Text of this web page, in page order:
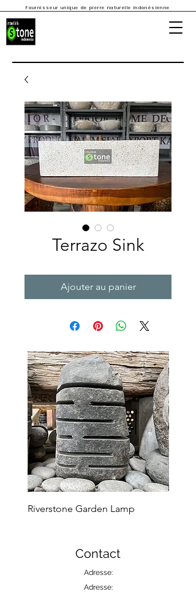
Fournisseur unique de pierre naturelle indonésienne
Terrazo Sink
Ajouter au panier
Riverstone Garden Lamp
Contact
Adresse:
Adresse: